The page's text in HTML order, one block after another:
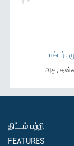
டாக்டர்.
அது,
திட்டம் பற்றி
FEATURES